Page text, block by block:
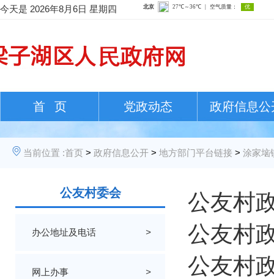
今天是 2026年8月6日 星期四
首 页 党政动态 政府信息公
当前位置 :首页 > 政府信息公开 > 地方部门平台链接 > 涂家垴
公友村委会
办公地址及电话 >
网上办事 >
公友村
公友村
公友村